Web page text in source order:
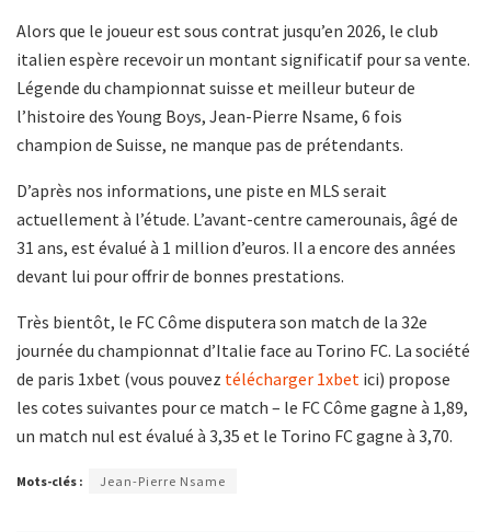
Alors que le joueur est sous contrat jusqu’en 2026, le club
italien espère recevoir un montant significatif pour sa vente.
Légende du championnat suisse et meilleur buteur de
l’histoire des Young Boys, Jean-Pierre Nsame, 6 fois
champion de Suisse, ne manque pas de prétendants.
D’après nos informations, une piste en MLS serait
actuellement à l’étude. L’avant-centre camerounais, âgé de
31 ans, est évalué à 1 million d’euros. Il a encore des années
devant lui pour offrir de bonnes prestations.
Très bientôt, le FC Côme disputera son match de la 32e
journée du championnat d’Italie face au Torino FC. La société
de paris 1xbet (vous pouvez télécharger 1xbet ici) propose
les cotes suivantes pour ce match – le FC Côme gagne à 1,89,
un match nul est évalué à 3,35 et le Torino FC gagne à 3,70.
Mots-clés : Jean-Pierre Nsame